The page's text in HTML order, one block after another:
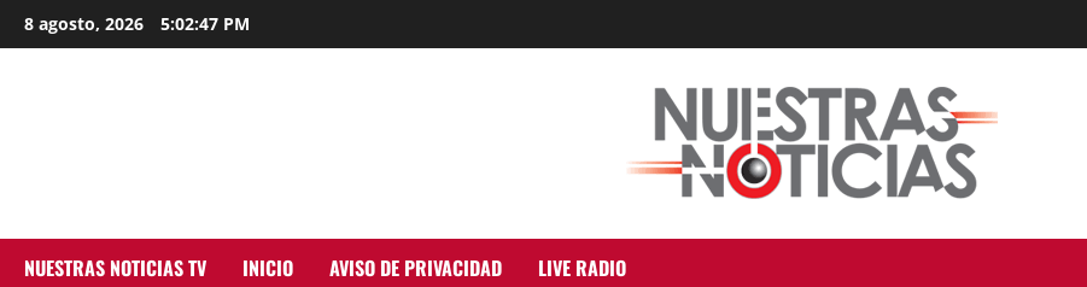
Skip
to
8 agosto, 2026 5:02:48 PM
NUESTRAS NOTICIAS TV INICIO AVISO DE PRIVACIDAD LIVE RADIO